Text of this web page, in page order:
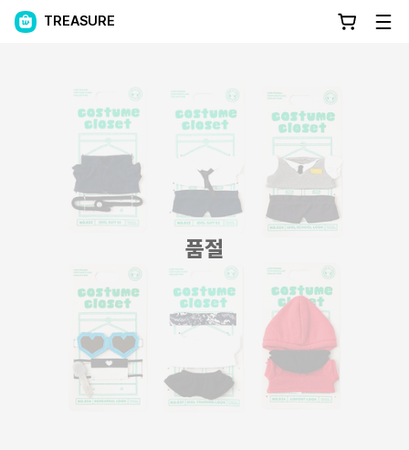
TREASURE
품절